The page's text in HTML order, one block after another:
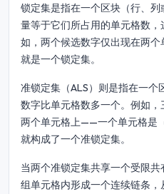
锁定集是指在一个区块（行、
量等于它们所占用的单元格数
如，两个候选数字仅出现在两
就是一个锁定集。
准锁定集（ALS）则是指在一
数字比单元格数多一个。例如
两个单元格上——一个单元格是
就构成了一个准锁定集。
当两个准锁定集共享一个受限
组单元格内形成一个连续链条